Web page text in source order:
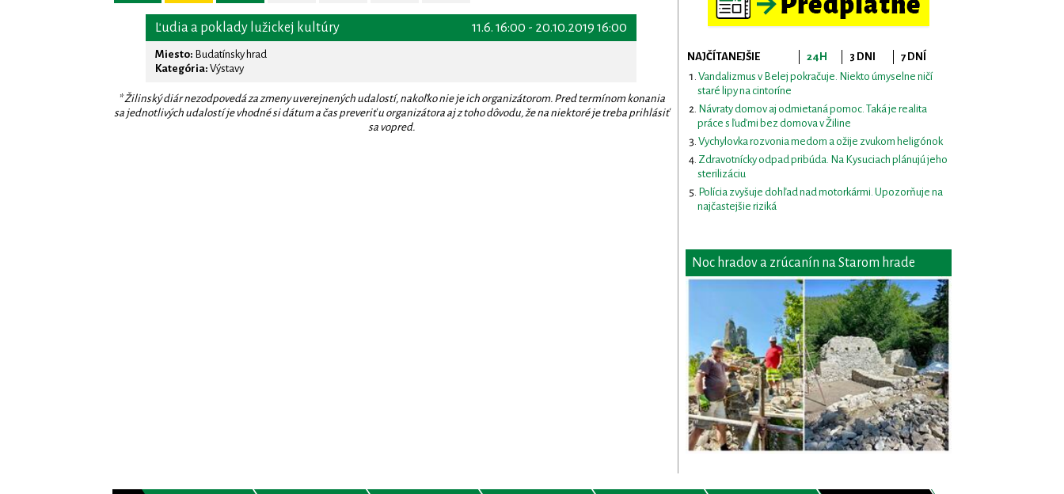
11.6. 16:00 - 20.10.2019 16:00
Ľudia a poklady lužickej kultúry
Miesto: Budatínsky hrad
Kategória: Výstavy
* Žilinský diár nezodpovedá za zmeny uverejnených udalostí, nakoľko nie je ich organizátorom. Pred termínom konania
sa jednotlivých udalostí je vhodné si dátum a čas preveriť u organizátora aj z toho dôvodu, že na niektoré je treba prihlásiť
sa vopred.
NAJČÍTANEJŠIE 24H 3 DNI
7 DNÍ
Vandalizmus v Belej pokračuje. Niekto úmyselne ničí
staré lipy na cintoríne
Návraty domov aj odmietaná pomoc. Taká je realita
práce s ľuďmi bez domova v Žiline
Vychylovka rozvonia medom a ožije zvukom heligónok
Zdravotnícky odpad pribúda. Na Kysuciach plánujú jeho
sterilizáciu
Polícia zvyšuje dohľad nad motorkármi. Upozorňuje na
najčastejšie riziká
Noc hradov a zrúcanín na Starom hrade